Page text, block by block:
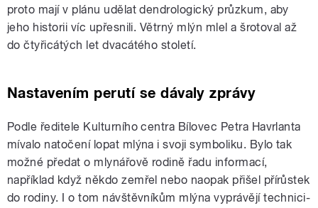
proto mají v plánu udělat dendrologický průzkum, aby
jeho historii víc upřesnili. Větrný mlýn mlel a šrotoval až
do čtyřicátých let dvacátého století.
Nastavením perutí se dávaly zprávy
Podle ředitele Kulturního centra Bílovec Petra Havrlanta
mívalo natočení lopat mlýna i svoji symboliku. Bylo tak
možné předat o mlynářově rodině řadu informací,
například když někdo zemřel nebo naopak přišel přírůstek
do rodiny. I o tom návštěvníkům mlýna vyprávějí technici-